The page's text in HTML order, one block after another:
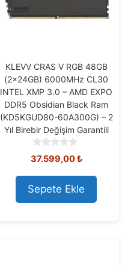
KLEVV CRAS V RGB 48GB
(2x24GB) 6000MHz CL30
INTEL XMP 3.0 – AMD EXPO
DDR5 Obsidian Black Ram
(KD5KGUD80-60A300G) – 2
Yıl Birebir Değişim Garantili
0
o
u
t
o
f
37.599,00₺
Sepete Ekle